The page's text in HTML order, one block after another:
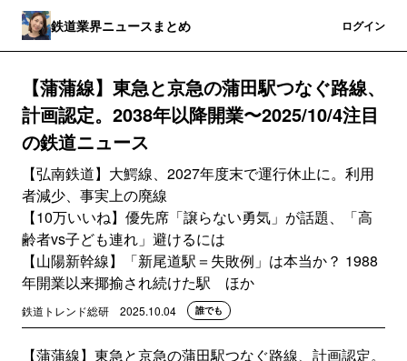
鉄道業界ニュースまとめ ログイン
【蒲蒲線】東急と京急の蒲田駅つなぐ路線、
計画認定。2038年以降開業〜2025/10/4注目
の鉄道ニュース
【弘南鉄道】大鰐線、2027年度末で運行休止に。利用
者減少、事実上の廃線
【10万いいね】優先席「譲らない勇気」が話題、「高
齢者vs子ども連れ」避けるには
【山陽新幹線】「新尾道駅＝失敗例」は本当か？ 1988
年開業以来揶揄され続けた駅 ほか
鉄道トレンド総研 2025.10.04 誰でも
【蒲蒲線】東急と京急の蒲田駅つなぐ路線、計画認定。